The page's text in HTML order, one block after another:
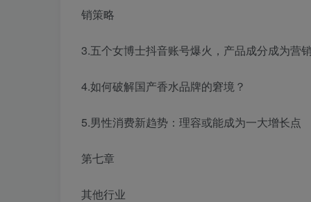
销策略
3.五个女博士抖音账号爆火，产品成分成为营
4.如何破解国产香水品牌的窘境？
5.男性消费新趋势：理容或能成为一大增长点
第七章
其他行业